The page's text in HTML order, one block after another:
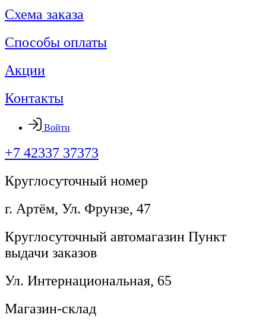
Схема заказа
Способы оплаты
Акции
Контакты
Войти
+7 42337 37373
Круглосуточный номер
г. Артём, ​Ул. Фрунзе, 47
Круглосуточный автомагазин Пункт
выдачи заказов
Ул. Интернациональная, 65
Магазин-склад